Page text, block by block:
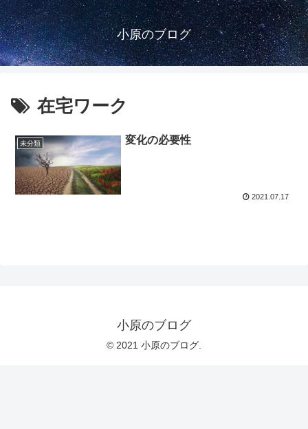
小原のブログ
在宅ワーク
未分類 変化の必要性
2021.07.17
小原のブログ
© 2021 小原のブログ.